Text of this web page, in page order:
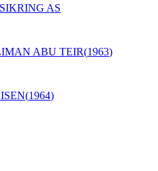
AS
ABU TEIR(1963)
(1964)